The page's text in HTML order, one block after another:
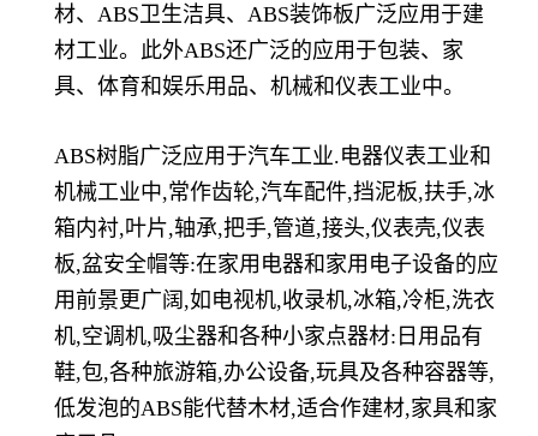
材、ABS卫生洁具、ABS装饰板广泛应用于建
材工业。此外ABS还广泛的应用于包装、家
具、体育和娱乐用品、机械和仪表工业中。
ABS树脂广泛应用于汽车工业.电器仪表工业和
机械工业中,常作齿轮,汽车配件,挡泥板,扶手,冰
箱内衬,叶片,轴承,把手,管道,接头,仪表壳,仪表
板,盆安全帽等:在家用电器和家用电子设备的应
用前景更广阔,如电视机,收录机,冰箱,冷柜,洗衣
机,空调机,吸尘器和各种小家点器材:日用品有
鞋,包,各种旅游箱,办公设备,玩具及各种容器等,
低发泡的ABS能代替木材,适合作建材,家具和家